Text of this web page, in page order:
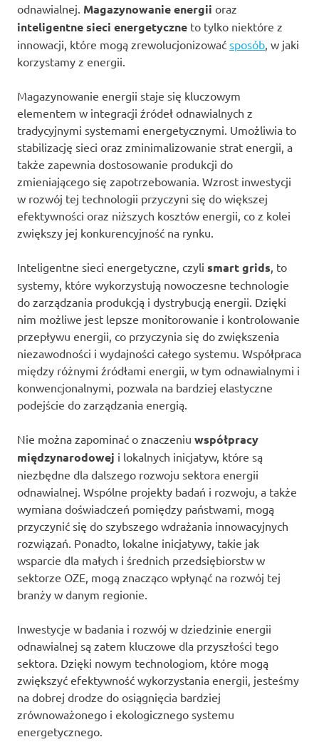
odnawialnej. Magazynowanie energii oraz
inteligentne sieci energetyczne to tylko niektóre z
innowacji, które mogą zrewolucjonizować sposób, w jaki
korzystamy z energii.
Magazynowanie energii staje się kluczowym
elementem w integracji źródeł odnawialnych z
tradycyjnymi systemami energetycznymi. Umożliwia to
stabilizację sieci oraz zminimalizowanie strat energii, a
także zapewnia dostosowanie produkcji do
zmieniającego się zapotrzebowania. Wzrost inwestycji
w rozwój tej technologii przyczyni się do większej
efektywności oraz niższych kosztów energii, co z kolei
zwiększy jej konkurencyjność na rynku.
Inteligentne sieci energetyczne, czyli smart grids, to
systemy, które wykorzystują nowoczesne technologie
do zarządzania produkcją i dystrybucją energii. Dzięki
nim możliwe jest lepsze monitorowanie i kontrolowanie
przepływu energii, co przyczynia się do zwiększenia
niezawodności i wydajności całego systemu. Współpraca
między różnymi źródłami energii, w tym odnawialnymi i
konwencjonalnymi, pozwala na bardziej elastyczne
podejście do zarządzania energią.
Nie można zapominać o znaczeniu współpracy
międzynarodowej i lokalnych inicjatyw, które są
niezbędne dla dalszego rozwoju sektora energii
odnawialnej. Wspólne projekty badań i rozwoju, a także
wymiana doświadczeń pomiędzy państwami, mogą
przyczynić się do szybszego wdrażania innowacyjnych
rozwiązań. Ponadto, lokalne inicjatywy, takie jak
wsparcie dla małych i średnich przedsiębiorstw w
sektorze OZE, mogą znacząco wpłynąć na rozwój tej
branży w danym regionie.
Inwestycje w badania i rozwój w dziedzinie energii
odnawialnej są zatem kluczowe dla przyszłości tego
sektora. Dzięki nowym technologiom, które mogą
zwiększyć efektywność wykorzystania energii, jesteśmy
na dobrej drodze do osiągnięcia bardziej
zrównoważonego i ekologicznego systemu
energetycznego.